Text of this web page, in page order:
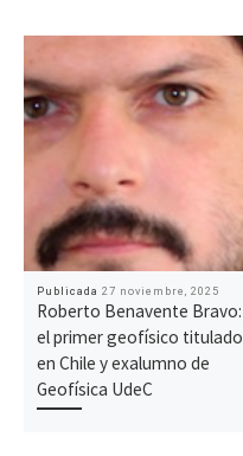
Publicada 27 noviembre, 2025
Roberto Benavente Bravo:
el primer geofísico titulado
en Chile y exalumno de
Geofísica UdeC